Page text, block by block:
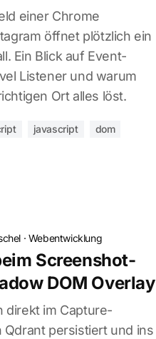
einer Chrome
öffnet plötzlich ein
Ein Blick auf Event-
Listener und warum
Ort alles löst.
javascript
dom
· Webentwicklung
Screenshot-
DOM Overlay
direkt im Capture-
Qdrant persistiert und ins